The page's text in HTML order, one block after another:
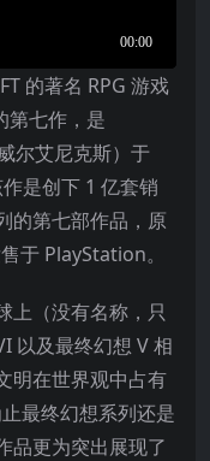
的著名 RPG 游戏
第七作，是
尔艾尼克斯）于
是创下 1 亿套销
的第七部作品，原
于 PlayStation。
上（没有名称，只
以及最终幻想 V 相
明在世界观中占有
最终幻想系列还是
品更为突出展现了